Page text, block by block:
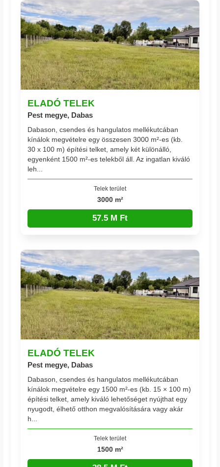
ELADÓ TELEK
Pest megye, Dabas
Dabason, csendes és hangulatos mellékutcában
kínálok megvételre egy összesen 3000 m²-es (kb.
30 x 100 m) építési telket, amely két különálló,
egyenként 1500 m²-es telekből áll. Az ingatlan kiváló
leh...
Telek terület
3000 m²
57.5 M Ft
ELADÓ TELEK
Pest megye, Dabas
Dabason, csendes és hangulatos mellékutcában
kínálok megvételre egy 1500 m²-es (kb. 15 × 100 m)
építési telket, amely kiváló lehetőséget nyújthat egy
nyugodt, élhető otthon megvalósítására vagy akár
h...
Telek terület
1500 m²